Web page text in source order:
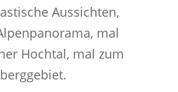
Aussichten,
mal
Hochtal, mal zum